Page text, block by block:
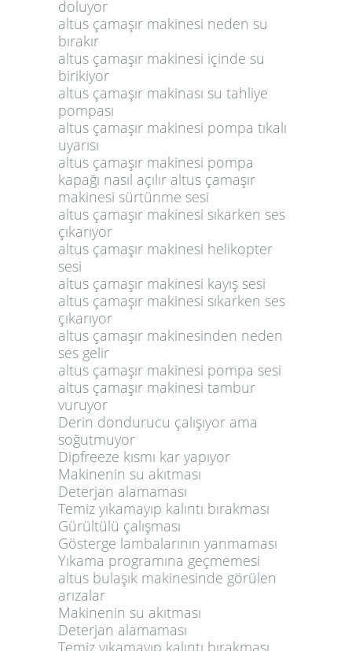
doluyor
altus çamaşır makinesi neden su
bırakır
altus çamaşır makinesi içinde su
birikiyor
altus çamaşır makinası su tahliye
pompası
altus çamaşır makinesi pompa tıkalı
uyarısı
altus çamaşır makinesi pompa
kapağı nasıl açılır altus çamaşır
makinesi sürtünme sesi
altus çamaşır makinesi sıkarken ses
çıkarıyor
altus çamaşır makinesi helikopter
sesi
altus çamaşır makinesi kayış sesi
altus çamaşır makinesi sıkarken ses
çıkarıyor
altus çamaşır makinesinden neden
ses gelir
altus çamaşır makinesi pompa sesi
altus çamaşır makinesi tambur
vuruyor
Derin dondurucu çalışıyor ama
soğutmuyor
Dipfreeze kısmı kar yapıyor
Makinenin su akıtması
Deterjan alamaması
Temiz yıkamayıp kalıntı bırakması
Gürültülü çalışması
Gösterge lambalarının yanmaması
Yıkama programına geçmemesi
altus bulaşık makinesinde görülen
arızalar
Makinenin su akıtması
Deterjan alamaması
Temiz yıkamayıp kalıntı bırakması